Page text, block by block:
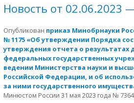
Новость от 02.06.2023
Опубликован приказ Минобрнауки
№ 1175 «Об утверждении Порядка
утверждения отчета о результатах
федеральных государственных
ведении Министерства науки и
Российской Федерации, и об
за ними государственного
Минюстом России 31 мая 2023 года №